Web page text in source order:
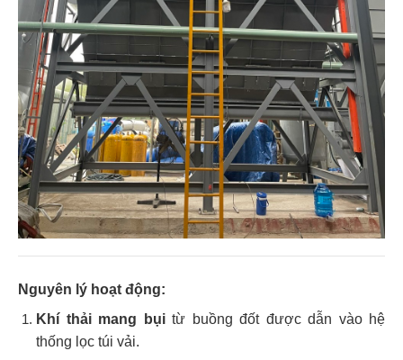
Nguyên lý hoạt động:
Khí thải mang bụitừ buồng đốt được dẫn vào hệ
thống lọc túi vải.